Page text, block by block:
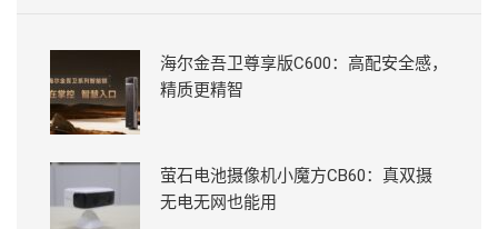
海尔金吾卫尊享版C600：高配安全感，
精质更精智
萤石电池摄像机小魔方CB60：真双摄
无电无网也能用